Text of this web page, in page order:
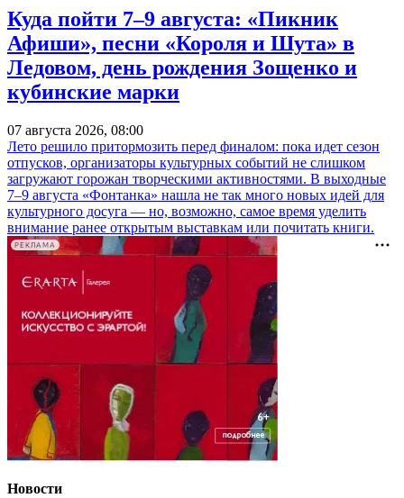
Куда пойти 7–9 августа: «Пикник
Афиши», песни «Короля и Шута» в
Ледовом, день рождения Зощенко и
кубинские марки
07 августа 2026, 08:00
Лето решило притормозить перед финалом: пока идет сезон
отпусков, организаторы культурных событий не слишком
загружают горожан творческими активностями. В выходные
7–9 августа «Фонтанка» нашла не так много новых идей для
культурного досуга — но, возможно, самое время уделить
внимание ранее открытым выставкам или почитать книги.
РЕКЛАМА
Новости